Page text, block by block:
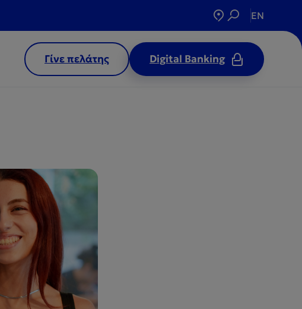
EN
Γίνε πελάτης Digital Banking